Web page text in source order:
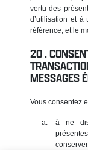
vertu des
d’utilisation et
référence; et le
MESSAGES
Vous consentez
à ne